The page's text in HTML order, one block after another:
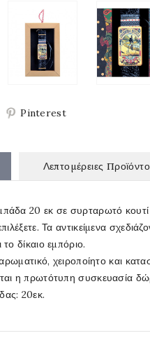
Pinterest
Λεπτομέρειες
20 εκ σε συρταρωτό
Τα αντικείμενα
δίκαιο εμπόριο.
αρωματικό, χειροποίητο και
η πρωτότυπη συσκευασία
20εκ.